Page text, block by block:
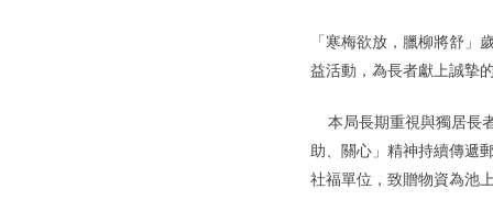
「寒梅欲放，臘柳將舒
益活動，為長者獻上誠摯
本局長期重視與獨居長
助、關心」精神持續傳遞
社福單位，致贈物資為池